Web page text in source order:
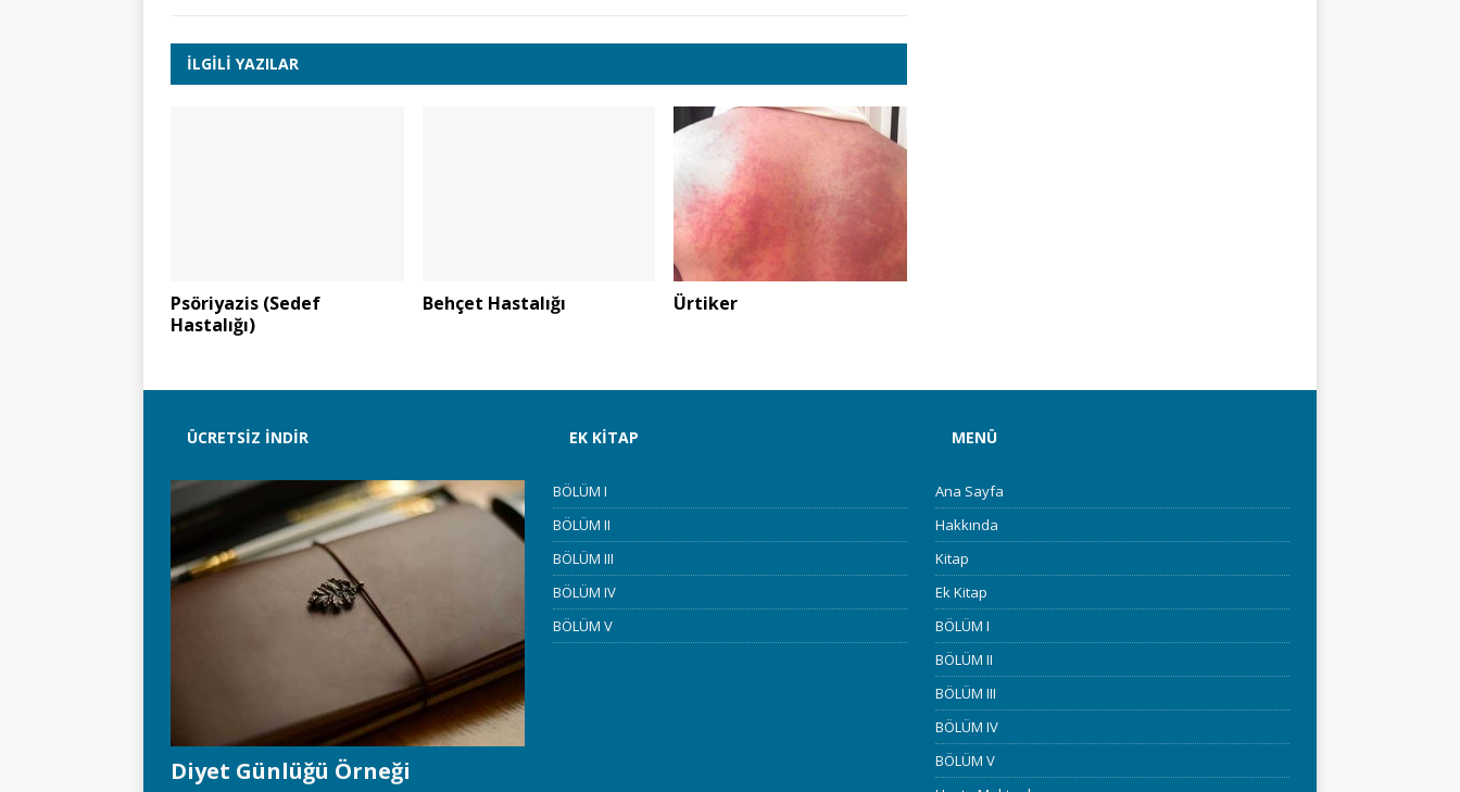
İLGILI YAZILAR
Psöriyazis (Sedef
Hastalığı)
Behçet Hastalığı Ürtiker
ÜCRETSIZ İNDIR
Diyet Günlüğü Örneği
EK KITAP
BÖLÜM I
BÖLÜM II
BÖLÜM III
BÖLÜM IV
BÖLÜM V
MENÜ
Ana Sayfa
Hakkında
Kitap
Ek Kitap
BÖLÜM I
BÖLÜM II
BÖLÜM III
BÖLÜM IV
BÖLÜM V